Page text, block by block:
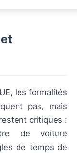
les formalités
pas, mais
critiques :
de voiture
de temps de